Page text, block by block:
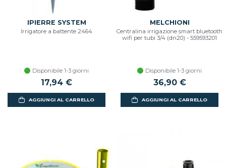
IPIERRE SYSTEM
Irrigatore a battente 2464
Disponibile 1-3 giorni
17,94 €
AGGIUNGI AL CARRELLO
MELCHIONI
Centralina irrigazione smart bluetooth
wifi per tubi 3/4 (dn20) - 559593201
Disponibile 1-3 giorni
36,90 €
AGGIUNGI AL CARRELLO